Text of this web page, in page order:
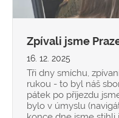
Zpívali jsme
16. 12. 2025
Tři dny smíchu,
rukou - to byl náš
pátek po příjezdu
bylo v úmyslu